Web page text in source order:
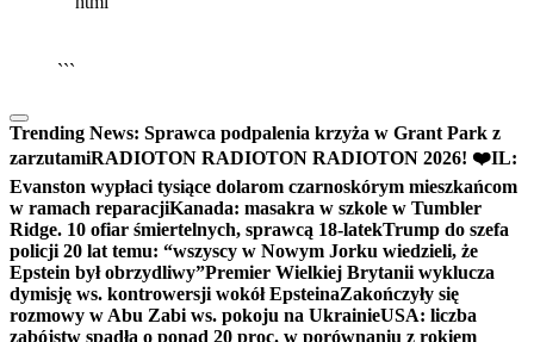
```
Trending News: Sprawca podpalenia krzyża w Grant Park z
zarzutamiRADIOTON RADIOTON RADIOTON 2026! ❤️IL:
Evanston wypłaci tysiące dolarom czarnoskórym mieszkańcom
w ramach reparacjiKanada: masakra w szkole w Tumbler
Ridge. 10 ofiar śmiertelnych, sprawcą 18-latekTrump do szefa
policji 20 lat temu: “wszyscy w Nowym Jorku wiedzieli, że
Epstein był obrzydliwy”Premier Wielkiej Brytanii wyklucza
dymisję ws. kontrowersji wokół EpsteinaZakończyły się
rozmowy w Abu Zabi ws. pokoju na UkrainieUSA: liczba
zabójstw spadła o ponad 20 proc. w porównaniu z rokiem